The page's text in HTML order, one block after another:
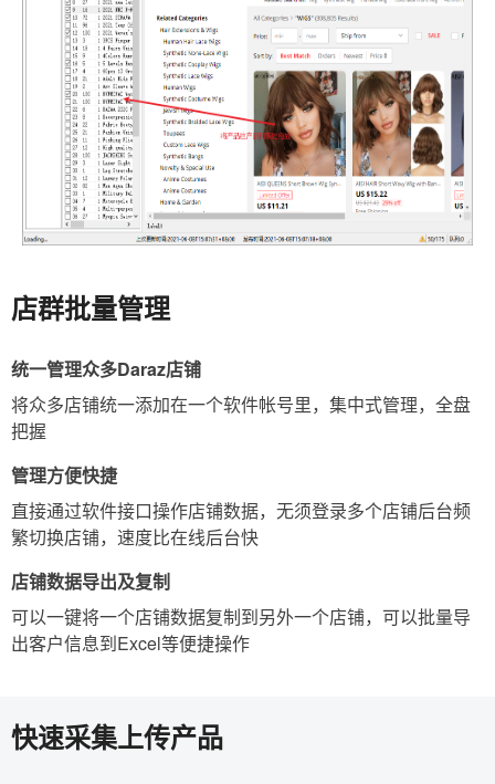
店群批量管理
统一管理众多Daraz店铺
将众多店铺统一添加在一个软件帐号里，集中式管理，全盘
把握
管理方便快捷
直接通过软件接口操作店铺数据，无须登录多个店铺后台频
繁切换店铺，速度比在线后台快
店铺数据导出及复制
可以一键将一个店铺数据复制到另外一个店铺，可以批量导
出客户信息到Excel等便捷操作
快速采集上传产品